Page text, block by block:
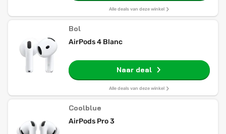
Alle deals van deze winkel
Bol
AirPods 4 Blanc
Naar deal
Alle deals van deze winkel
Coolblue
AirPods Pro 3